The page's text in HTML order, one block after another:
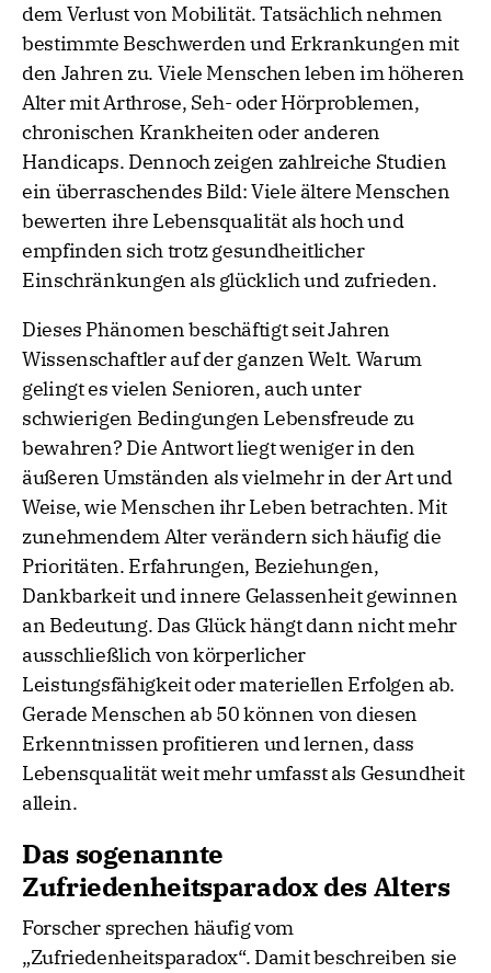
dem Verlust von Mobilität. Tatsächlich nehmen
bestimmte Beschwerden und Erkrankungen mit
den Jahren zu. Viele Menschen leben im höheren
Alter mit Arthrose, Seh- oder Hörproblemen,
chronischen Krankheiten oder anderen
Handicaps. Dennoch zeigen zahlreiche Studien
ein überraschendes Bild: Viele ältere Menschen
bewerten ihre Lebensqualität als hoch und
empfinden sich trotz gesundheitlicher
Einschränkungen als glücklich und zufrieden.
Dieses Phänomen beschäftigt seit Jahren
Wissenschaftler auf der ganzen Welt. Warum
gelingt es vielen Senioren, auch unter
schwierigen Bedingungen Lebensfreude zu
bewahren? Die Antwort liegt weniger in den
äußeren Umständen als vielmehr in der Art und
Weise, wie Menschen ihr Leben betrachten. Mit
zunehmendem Alter verändern sich häufig die
Prioritäten. Erfahrungen, Beziehungen,
Dankbarkeit und innere Gelassenheit gewinnen
an Bedeutung. Das Glück hängt dann nicht mehr
ausschließlich von körperlicher
Leistungsfähigkeit oder materiellen Erfolgen ab.
Gerade Menschen ab 50 können von diesen
Erkenntnissen profitieren und lernen, dass
Lebensqualität weit mehr umfasst als Gesundheit
allein.
Das sogenannte
Zufriedenheitsparadox des Alters
Forscher sprechen häufig vom
„Zufriedenheitsparadox“. Damit beschreiben sie